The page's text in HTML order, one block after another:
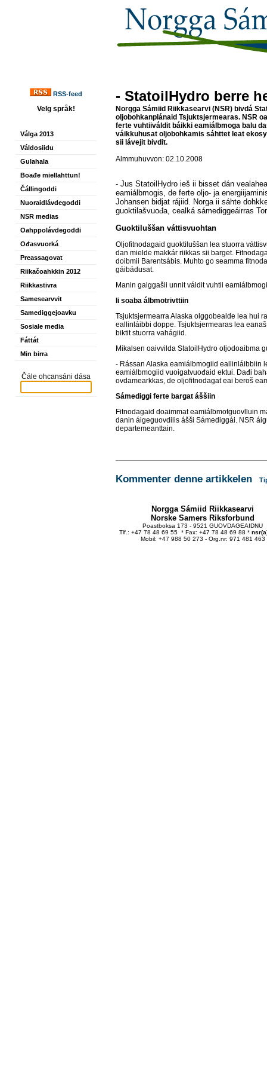
RSS-feed
Velg språk!
Válga 2013
Váldosiidu
Gulahala
Boađe miellahttun!
Čállingoddi
Nuoraidlávdegoddi
NSR medias
Oahppolávdegoddi
Ođasvuorká
Preassagovat
Riikačoahkkin 2012
Riikkastivra
Samesearvvit
Samediggejoavku
Sosiale media
Fáttát
Min birra
Čále ohcansáni dása
- StatoilHydro berre
Norgga Sámiid Riikkasearvi (NSR) bivdá
oljobohkanplánaid Tsjuktsjermearas. NSR
ferte vuhtiiváldit báikki eamiálbmoga balu
váikkuhusat oljobohkamis sáhttet leat
sii lávejit bivdit.
Almmuhuvvon: 02.10.2008
- Jus StatoilHydro ieš ii bisset dán
eamiálbmogis, de ferte oljo- ja
Johansen bidjat rájiid. Norga ii sáhte
guoktilašvuođa, cealká sámediggeáirras
Guoktiluššan váttisvuohtan
Oljofitnodagaid guoktiluššan lea stuorra
dan mielde makkár riikkas sii barget.
doibmii Barentsábis. Muhto go seamma
gáibádusat.
Manin galggašii unnit váldit vuhtii
Ii soaba álbmotrivttiin
Tsjuktsjermearra Alaska olggobealde lea hui
eallinláibbi doppe. Tsjuktsjermearas lea
biktit stuorra vahágiid.
Mikalsen oaivvilda StatoilHydro oljodoaibma
- Rássan Alaska eamiálbmogiid eallinláibbiin
eamiálbmogiid vuoigatvuođaid ektui. Dađi
ovdamearkkas, de oljofitnodagat eai beroš
Sámediggi ferte bargat áššiin
Fitnodagaid doaimmat eamiálbmotguovlluin
danin áigeguovdilis ášši Sámediggái. NSR
departemeanttain.
Kommenter denne artikkelen
Norgga Sámiid Riikkasearvi
Norske Samers Riksforbund
Poastboksa 173 - 9521 GUOVDAGEAIDNU
Tlf.: +47 78 48 69 55 * Fax: +47 78 48 69 88 *
Mobil: +47 988 50 273 - Org.nr: 971 481 463